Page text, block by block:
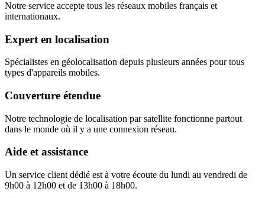
Notre service accepte tous les réseaux mobiles français et
internationaux.
Expert en localisation
Spécialistes en géolocalisation depuis plusieurs années pour tous
types d'appareils mobiles.
Couverture étendue
Notre technologie de localisation par satellite fonctionne partout
dans le monde où il y a une connexion réseau.
Aide et assistance
Un service client dédié est à votre écoute du lundi au vendredi de
9h00 à 12h00 et de 13h00 à 18h00.